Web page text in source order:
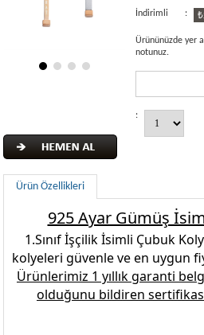
İndirimli :
Ürününüzde yer
notunuz.
:
Ürün Özellikleri
925 Ayar Gümüş
1.Sınıf İşçilikİsimli Çubuk
kolyeleri güvenle ve en uygun
Ürünlerimiz 1 yıllık garanti
olduğunu bildiren